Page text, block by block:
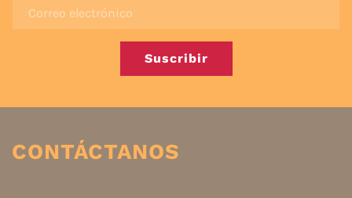
Suscribir
CONTÁCTANOS